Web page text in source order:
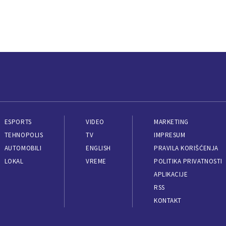
ESPORTS
TEHNOPOLIS
AUTOMOBILI
LOKAL
VIDEO
TV
ENGLISH
VREME
MARKETING
IMPRESUM
PRAVILA KORIŠĆENJA
POLITIKA PRIVATNOSTI
APLIKACIJE
RSS
KONTAKT